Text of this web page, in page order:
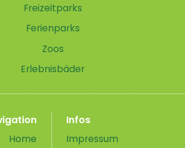
Freizeitparks
Ferienparks
Zoos
Erlebnisbäder
Home
Infos
Impressum